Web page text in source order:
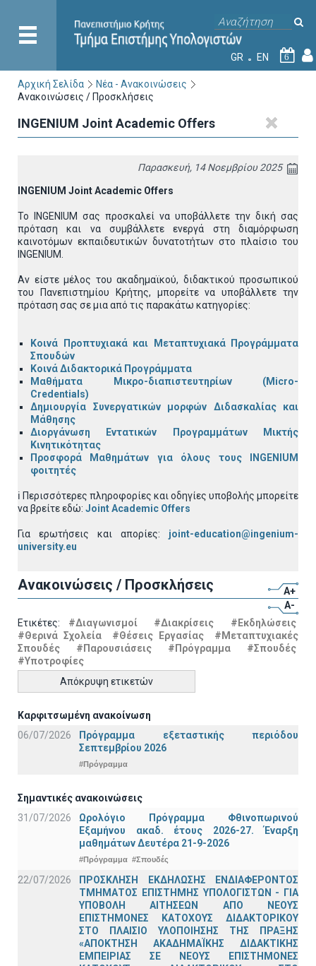
GR EN 6
Αρχική Σελίδα
Νέα - Ανακοινώσεις
Ανακοινώσεις / Προσκλήσεις
INGENIUM Joint Academic Offers
Παρασκευή, 14 Νοεμβρίου 2025
INGENIUM JointAcademic Offers
Το INGENIUM σας προσκαλεί να υποβάλλετε την δική σας
πρόταση και να συμβάλλετε ενεργά στη διαμόρφωση
καινοτόμων εκπαιδευτικών δυνατοτήτων στο πλαίσιο του
INGENIUM.
Αν είστε μέλος του ακαδημαϊκού, διδακτικού προσωπικού
του Πανεπιστημίου Κρήτης, μπορείτε να υποβάλλετε την
πρόταση σας σε μια από τις παρακάτω κατηγορίες:
Κοινά Προπτυχιακά και Μεταπτυχιακά Προγράμματα
Σπουδών
Κοινά Διδακτορικά Προγράμματα
Μαθήματα Μικρο-διαπιστευτηρίων (Micro-
Credentials)
Δημιουργία Συνεργατικών μορφών Διδασκαλίας και
Μάθησης
Διοργάνωση Εντατικών Προγραμμάτων Μικτής
Κινητικότητας
Προσφορά Μαθημάτων για όλους τους INGENIUM
φοιτητές
ℹ️ Περισσότερες πληροφορίες και οδηγίες υποβολής μπορείτε
να βρείτε εδώ: Joint Academic Offers
Για ερωτήσεις και απορίες: joint-education@ingenium-
university.eu
Ανακοινώσεις / Προσκλήσεις
A+
A-
Ετικέτες: #Διαγωνισμοί #Διακρίσεις
#Εκδηλώσεις
#Θερινά Σχολεία
#Θέσεις Εργασίας
#Μεταπτυχιακές
Σπουδές
#Παρουσιάσεις #Πρόγραμμα
#Σπουδές
#Υποτροφίες
Απόκρυψη ετικετών
Καρφιτσωμένη ανακοίνωση
06/07/2026
Πρόγραμμα εξεταστικής περιόδου
Σεπτεμβρίου 2026
#Πρόγραμμα
Σημαντικές ανακοινώσεις
31/07/2026
Ωρολόγιο Πρόγραμμα Φθινοπωρινού
Εξαμήνου ακαδ. έτους 2026-27. Έναρξη
μαθημάτων Δευτέρα 21-9-2026
#Πρόγραμμα #Σπουδές
22/07/2026
ΠΡΟΣΚΛΗΣΗ ΕΚΔΗΛΩΣΗΣ ΕΝΔΙΑΦΕΡΟΝΤΟΣ
ΤΜΗΜΑΤΟΣ ΕΠΙΣΤΗΜΗΣ ΥΠΟΛΟΓΙΣΤΩΝ - ΓΙΑ
ΥΠΟΒΟΛΗ ΑΙΤΗΣΕΩΝ ΑΠΟ ΝΕΟΥΣ
ΕΠΙΣΤΗΜΟΝΕΣ ΚΑΤΟΧΟΥΣ ΔΙΔΑΚΤΟΡΙΚΟΥ
ΣΤΟ ΠΛΑΙΣΙΟ ΥΛΟΠΟΙΗΣΗΣ ΤΗΣ ΠΡΑΞΗΣ
«ΑΠΟΚΤΗΣΗ ΑΚΑΔΗΜΑΪΚΗΣ ΔΙΔΑΚΤΙΚΗΣ
ΕΜΠΕΙΡΙΑΣ ΣΕ ΝΕΟΥΣ ΕΠΙΣΤΗΜΟΝΕΣ